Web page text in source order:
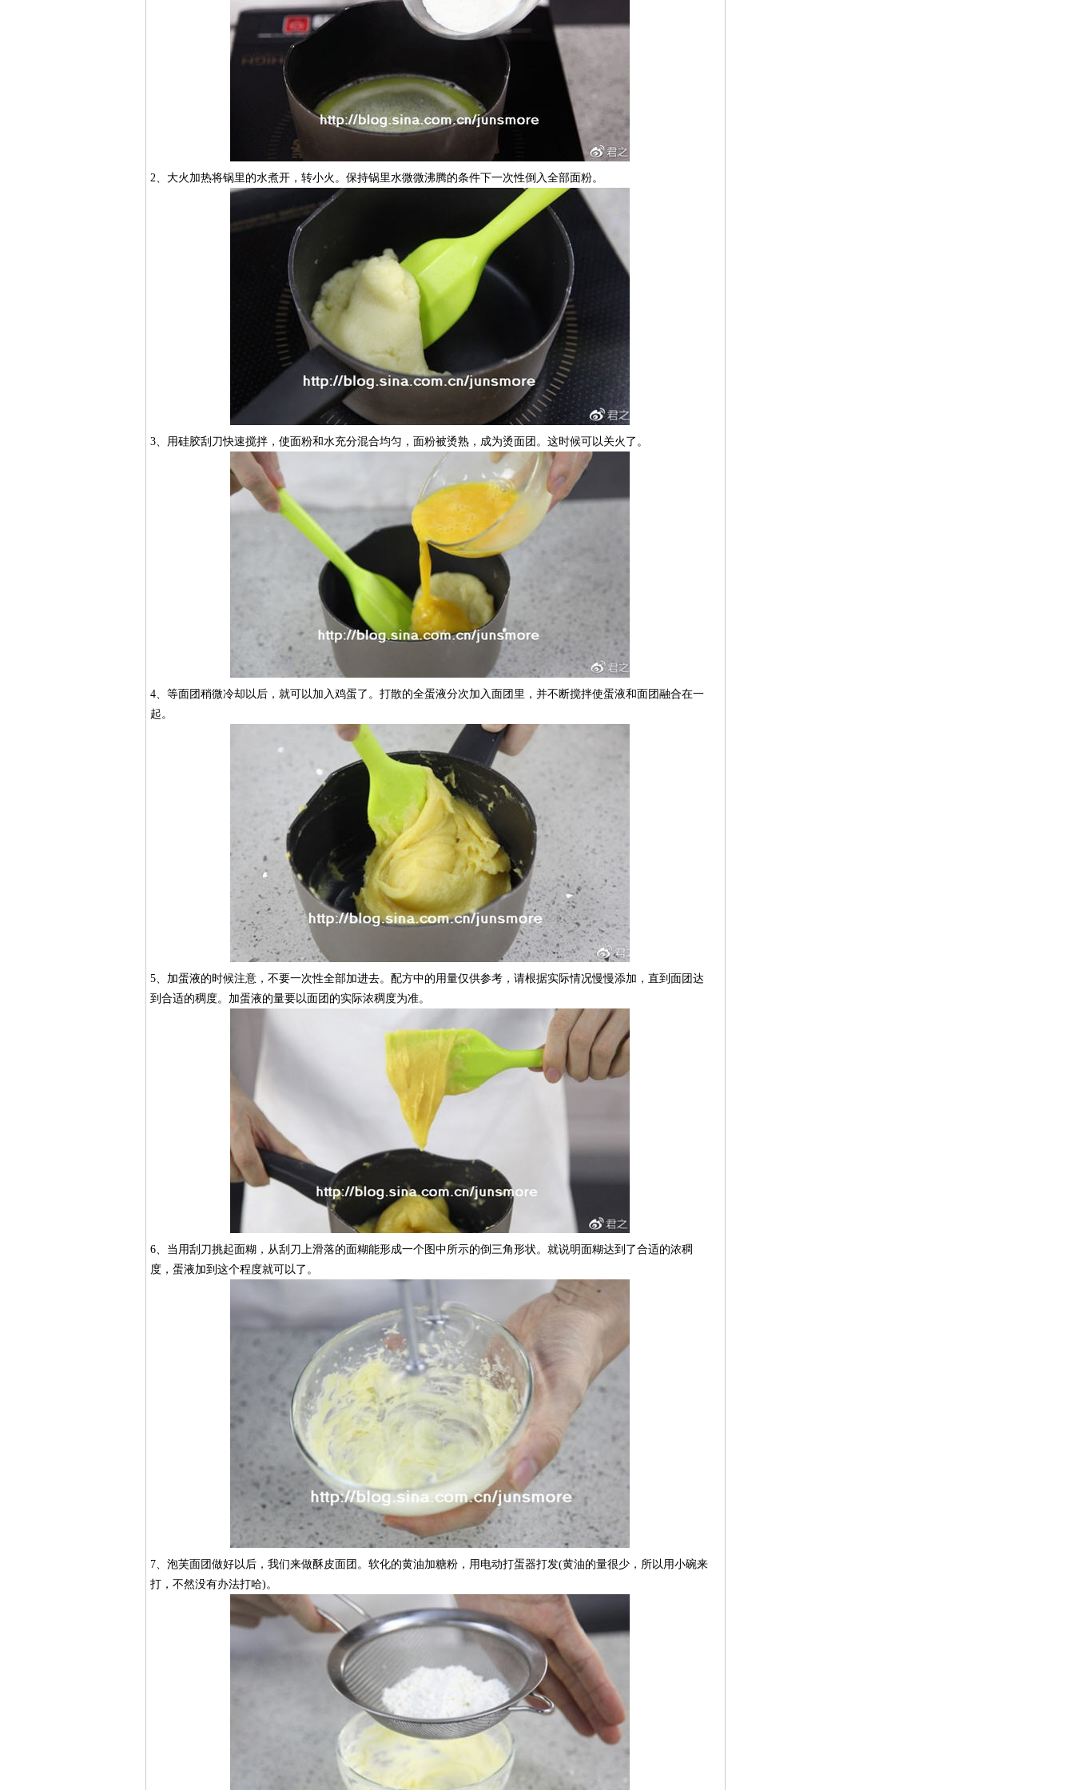
​2、大火加热将锅里的水煮开，转小火。保持锅里水微微沸腾的条件下一次性倒入全部面粉。
​3、用硅胶刮刀快速搅拌，使面粉和水充分混合均匀，面粉被烫熟，成为烫面团。这时候可以关火了。
​4、等面团稍微冷却以后，就可以加入鸡蛋了。打散的全蛋液分次加入面团里，并不断搅拌使蛋液和面团融合在一
起。
​5、加蛋液的时候注意，不要一次性全部加进去。配方中的用量仅供参考，请根据实际情况慢慢添加，直到面团达
到合适的稠度。加蛋液的量要以面团的实际浓稠度为准。
​6、当用刮刀挑起面糊，从刮刀上滑落的面糊能形成一个图中所示的倒三角形状。就说明面糊达到了合适的浓稠
度，蛋液加到这个程度就可以了。
​7、泡芙面团做好以后，我们来做酥皮面团。软化的黄油加糖粉，用电动打蛋器打发(黄油的量很少，所以用小碗来
打，不然没有办法打哈)。